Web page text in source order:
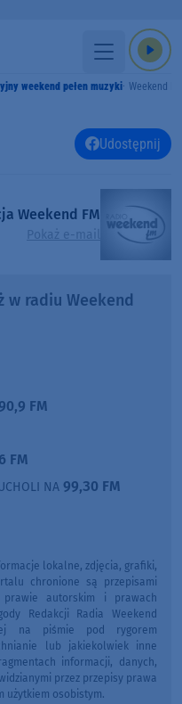
weekend pełen muzyki Weekend
Udostępnij
Weekend FM
Pokaż e-mail
w radiu Weekend
90,9 FM
FM
NA 99,30 FM
lokalne, zdjęcia, grafiki,
chronione są przepisami
autorskim i prawach
Redakcji Radia Weekend
na piśmie pod rygorem
lub jakiekolwiek inne
informacji, danych,
przez przepisy prawa
użytkiem osobistym.